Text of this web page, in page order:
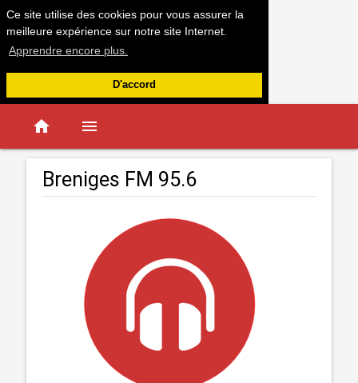
Ce site utilise des cookies pour vous assurer la
meilleure expérience sur notre site Internet.
Apprendre encore plus.
D'accord
home menu
Breniges FM 95.6